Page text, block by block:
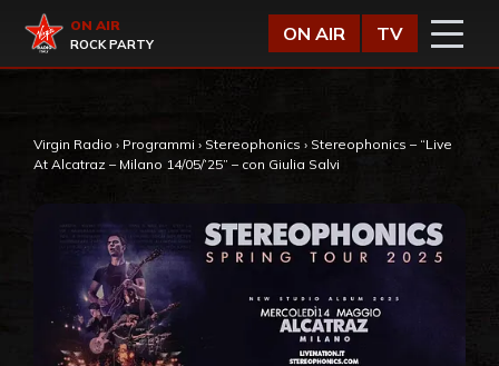
Virgin Radio
ON AIR
ROCK PARTY
ON AIR TV
Virgin Radio › Programmi › Stereophonics › Stereophonics – “Live
At Alcatraz – Milano 14/05/’25” – con Giulia Salvi